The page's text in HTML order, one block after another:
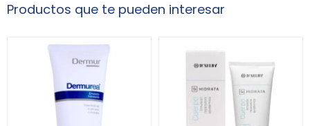
Productos que te pueden interesar